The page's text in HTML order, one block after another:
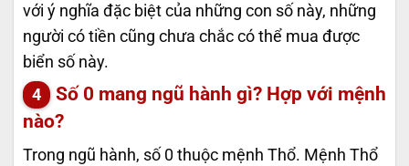
với ý nghĩa đặc biệt của những con số này, những
người có tiền cũng chưa chắc có thể mua được
biển số này.
Số 0 mang ngũ hành gì? Hợp với mệnh
nào?
Trong ngũ hành, số 0 thuộc mệnh Thổ. Mệnh Thổ